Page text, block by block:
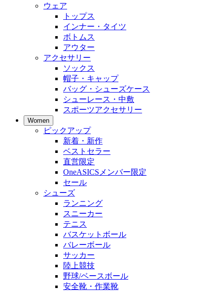
ウェア
トップス
インナー・タイツ
ボトムス
アウター
アクセサリー
ソックス
帽子・キャップ
バッグ・シューズケース
シューレース・中敷
スポーツアクセサリー
Women
ピックアップ
新着・新作
ベストセラー
直営限定
OneASICSメンバー限定
セール
シューズ
ランニング
スニーカー
テニス
バスケットボール
バレーボール
サッカー
陸上競技
野球/ベースボール
安全靴・作業靴